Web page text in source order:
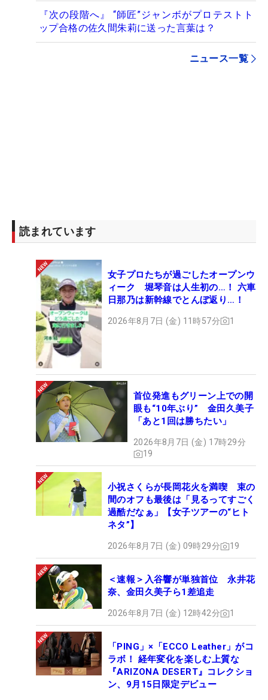
『次の段階へ』 “師匠”ジャンボがプロテストト
ップ合格の佐久間朱莉に送った言葉は？
ニュース一覧
読まれています
女子プロたちが過ごしたオープンウ
ィーク 堀琴音は人生初の…！ 六車
日那乃は新幹線でとんぼ返り…！
2026年8月7日 (金) 11時57分 1
首位発進もグリーン上での開
眼も“10年ぶり” 金田久美子
「あと1回は勝ちたい」
2026年8月7日 (金) 17時29分
19
小祝さくらが長岡花火を満喫 束の
間のオフも最後は「見るってすごく
過酷だなぁ」【女子ツアーの“ヒト
ネタ”】
2026年8月7日 (金) 09時29分 19
＜速報＞入谷響が単独首位 永井花
奈、金田久美子ら1差追走
2026年8月7日 (金) 12時42分 1
「PING」×「ECCO Leather」がコ
ラボ！ 経年変化を楽しむ上質な
『ARIZONA DESERT』コレクショ
ン、9月15日限定デビュー